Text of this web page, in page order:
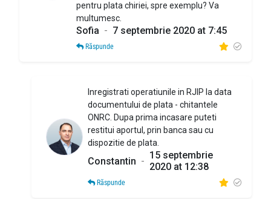
pentru plata chiriei, spre exemplu? Va
multumesc.
Sofia - 7 septembrie 2020 at 7:45
Răspunde
Inregistrati operatiunile in RJIP la data
documentului de plata - chitantele
ONRC. Dupa prima incasare puteti
restitui aportul, prin banca sau cu
dispozitie de plata.
Constantin - 15 septembrie
2020 at 12:38
Răspunde